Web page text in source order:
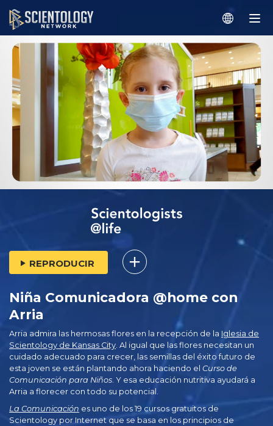
REPRODUCIR
Niña Comunicadora @home con
Arria
Arria admira las hermosas flores en la recepción de la Iglesia de
Scientology de Kansas City . Al igual que las flores necesitan un
cuidado adecuado para crecer, las semillas del éxito futuro de
esta joven se están plantando ahora haciendo el Curso de
Comunicación para Niños . Y esa educación nutritiva ayudará a
Arria a florecer con todo su potencial.
La Comunicación es uno de los 19 cursos gratuitos de
Scientology por Internet que se basa en los principios de